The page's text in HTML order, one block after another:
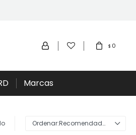
Marcas
$ 0
Recomendados